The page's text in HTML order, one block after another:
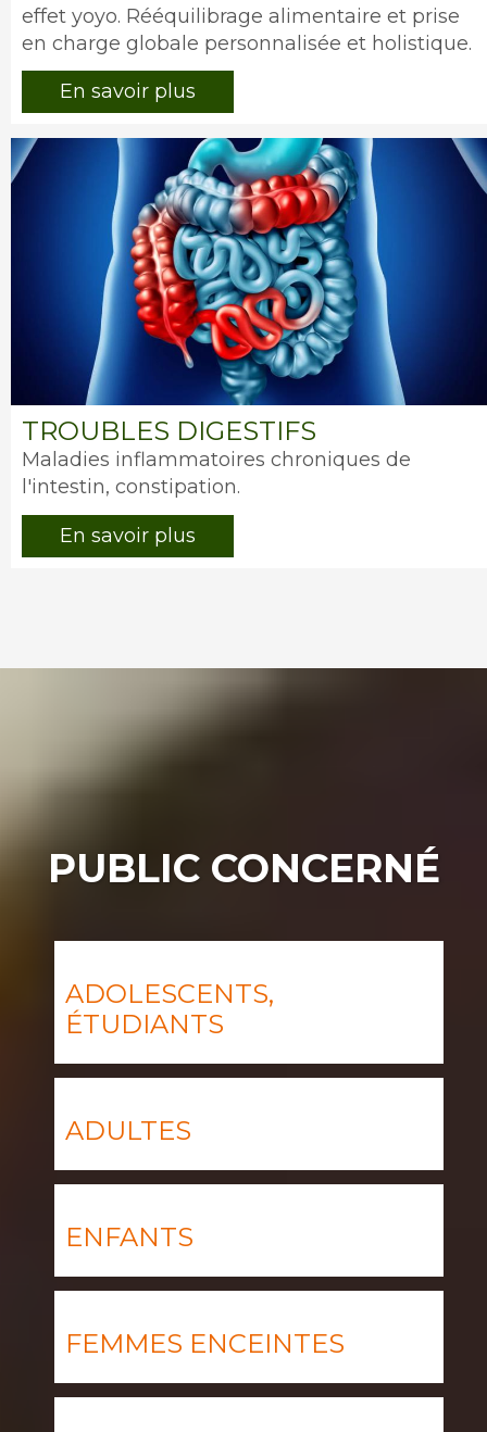
effet yoyo. Rééquilibrage alimentaire et prise
en charge globale personnalisée et holistique.
En savoir plus
Image
TROUBLES DIGESTIFS
Intro
Maladies inflammatoires chroniques de
l'intestin, constipation.
En savoir plus
PUBLIC CONCERNÉ
ADOLESCENTS,
ÉTUDIANTS
ADULTES
ENFANTS
FEMMES ENCEINTES